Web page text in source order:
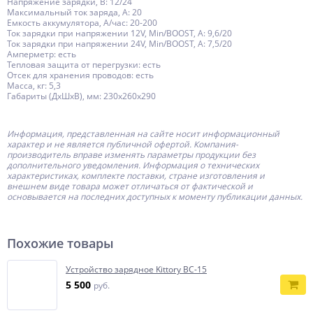
Максимальный ток заряда, А: 20
Емкость аккумулятора, А/час: 20-200
Ток зарядки при напряжении 12V, Min/BOOST, А: 9,6/20
Ток зарядки при напряжении 24V, Min/BOOST, А: 7,5/20
Амперметр: есть
Тепловая защита от перегрузки: есть
Отсек для хранения проводов: есть
Масса, кг: 5,3
Габариты (ДхШхВ), мм: 230х260х290
Информация, представленная на сайте носит информационный
характер и не является публичной офертой. Компания-
производитель вправе изменять параметры продукции без
дополнительного уведомления. Информация о технических
характеристиках, комплекте поставки, стране изготовления и
внешнем виде товара может отличаться от фактической и
основывается на последних доступных к моменту публикации данных.
Похожие товары
Устройство зарядное Kittory BC-15
5 500 руб.